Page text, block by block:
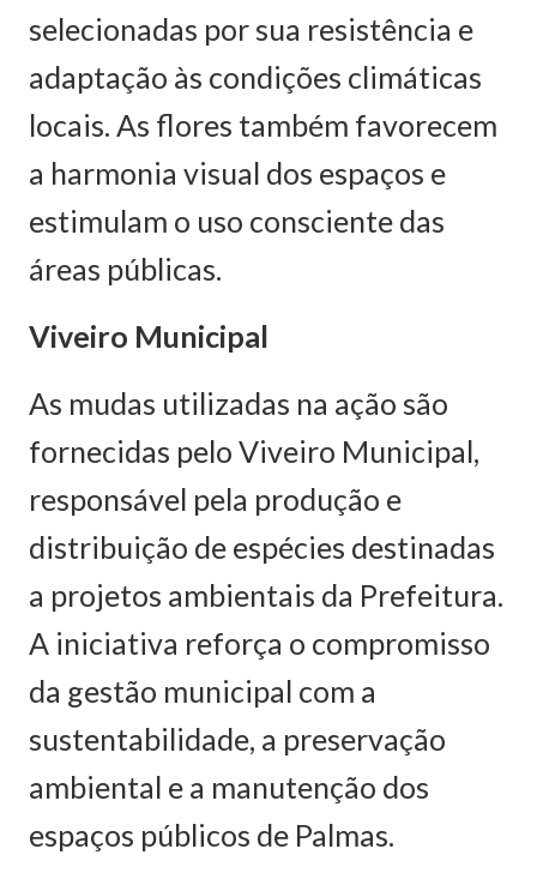
selecionadas por sua resistência e
adaptação às condições climáticas
locais. As flores também favorecem
a harmonia visual dos espaços e
estimulam o uso consciente das
áreas públicas.
Viveiro Municipal
As mudas utilizadas na ação são
fornecidas pelo Viveiro Municipal,
responsável pela produção e
distribuição de espécies destinadas
a projetos ambientais da Prefeitura.
A iniciativa reforça o compromisso
da gestão municipal com a
sustentabilidade, a preservação
ambiental e a manutenção dos
espaços públicos de Palmas.